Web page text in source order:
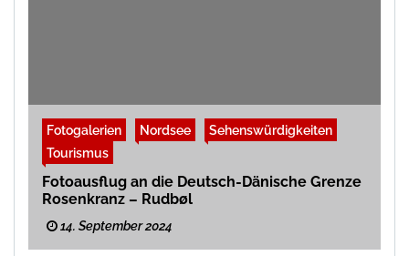
Fotogalerien Nordsee
Sehenswürdigkeiten
Tourismus
Fotoausflug an die Deutsch-Dänische Grenze
Rosenkranz – Rudbøl
14. September 2024